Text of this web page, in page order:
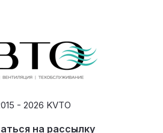
- 2026 KVTO
на рассылку